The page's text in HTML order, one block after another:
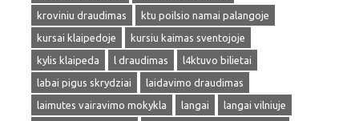
kroviniu draudimas
ktu poilsio namai palangoje
kursai klaipedoje
kursiu kaimas sventojoje
kylis klaipeda
l draudimas
l4ktuvo bilietai
labai pigus skrydziai
laidavimo draudimas
laimutes vairavimo mokykla
langai
langai vilniuje